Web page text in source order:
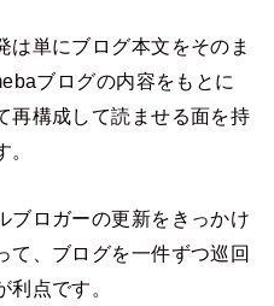
は単にブログ本文をそのま
ブログの内容をもとに
再構成して読ませる面を持
ブロガーの更新をきっかけ
て、ブログを一件ずつ巡回
利点です。